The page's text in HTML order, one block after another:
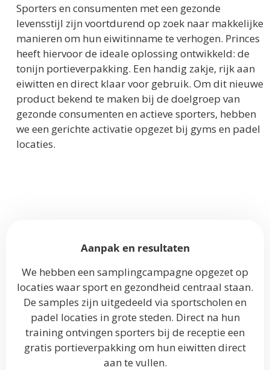
Sporters en consumenten met een gezonde
levensstijl zijn voortdurend op zoek naar makkelijke
manieren om hun eiwitinname te verhogen. Princes
heeft hiervoor de ideale oplossing ontwikkeld: de
tonijn portieverpakking. Een handig zakje, rijk aan
eiwitten en direct klaar voor gebruik. Om dit nieuwe
product bekend te maken bij de doelgroep van
gezonde consumenten en actieve sporters, hebben
we een gerichte activatie opgezet bij gyms en padel
locaties.
Aanpak en resultaten
We hebben een samplingcampagne opgezet op
locaties waar sport en gezondheid centraal staan.
De samples zijn uitgedeeld via sportscholen en
padel locaties in grote steden. Direct na hun
training ontvingen sporters bij de receptie een
gratis portieverpakking om hun eiwitten direct
aan te vullen.